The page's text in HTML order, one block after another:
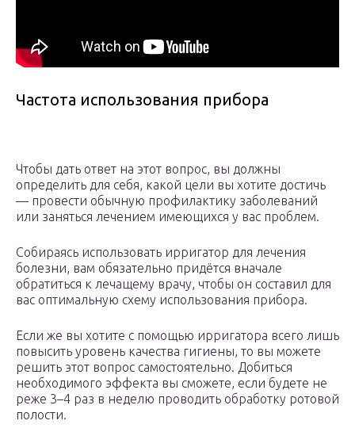
Частота использования прибора
Чтобы дать ответ на этот вопрос, вы должны
определить для себя, какой цели вы хотите достичь
— провести обычную профилактику заболеваний
или заняться лечением имеющихся у вас проблем.
Собираясь использовать ирригатор для лечения
болезни, вам обязательно придётся вначале
обратиться к лечащему врачу, чтобы он составил для
вас оптимальную схему использования прибора.
Если же вы хотите с помощью ирригатора всего лишь
повысить уровень качества гигиены, то вы можете
решить этот вопрос самостоятельно. Добиться
необходимого эффекта вы сможете, если будете не
реже 3–4 раз в неделю проводить обработку ротовой
полости.